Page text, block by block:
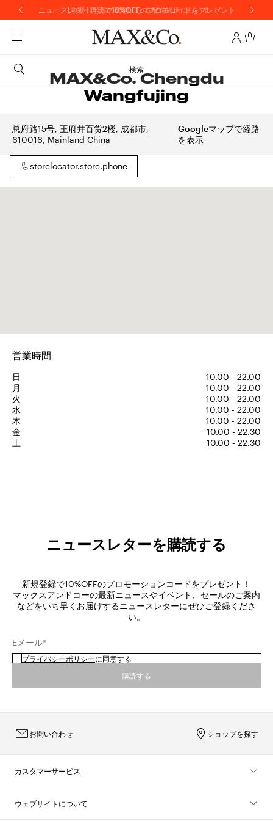
【重要】地震の影響による配送遅延について
ニュースレター購読で10%OFFのプロモコードをプレゼント
検索
MAX&Co. Chengdu
Wangfujing
总府路15号, 王府井百货2楼, 成都市,
610016, Mainland China
Googleマップで経路
を表示
storelocator.store.phone
営業時間
日
10.00 - 22.00
月
10.00 - 22.00
火
10.00 - 22.00
水
10.00 - 22.00
木
10.00 - 22.00
金
10.00 - 22.30
土
10.00 - 22.30
ニュースレターを購読する
新規登録で10%OFFのプロモーションコードをプレゼント！
マックスアンドコーの最新ニュースやイベント、セールのご案内
などをいち早くお届けするニュースレターにぜひご登録くださ
い。
Eメール*
プライバシーポリシーに同意する
購読する
ショップを探す
お問い合わせ
カスタマーサービス
ウェブサイトについて